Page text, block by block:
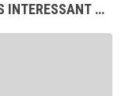
INTERESSANT …